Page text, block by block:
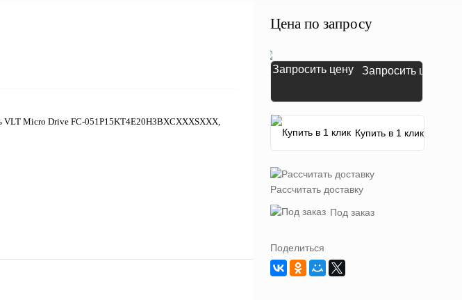
VLT Micro Drive FC-051P15KT4E20H3BXCXXXSXXX,
Цена по запросу
Запросить цену
Купить в 1 клик
Рассчитать доставку
Под заказ
Поделиться